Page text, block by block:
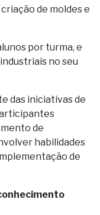
de moldes e
por turma, e
no seu
das iniciativas de
de
habilidades
de